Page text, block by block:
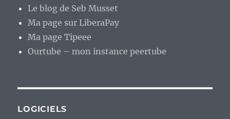
Le blog de Seb Musset
Ma page sur LiberaPay
Ma page Tipeee
Ourtube – mon instance peertube
LOGICIELS